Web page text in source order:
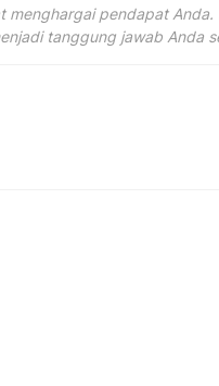
menghargai pendapat
tanggung jawab Anda